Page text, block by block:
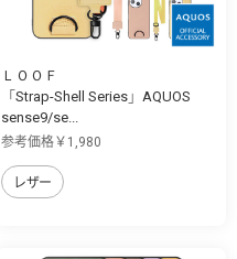
ＬＯＯＦ
「Strap-Shell Series」AQUOS
sense9/se...
参考価格￥1,980
レザー